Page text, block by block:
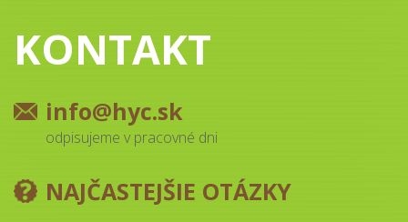
KONTAKT
info@hyc.sk
odpisujeme v pracovné dni
NAJČASTEJŠIE OTÁZKY